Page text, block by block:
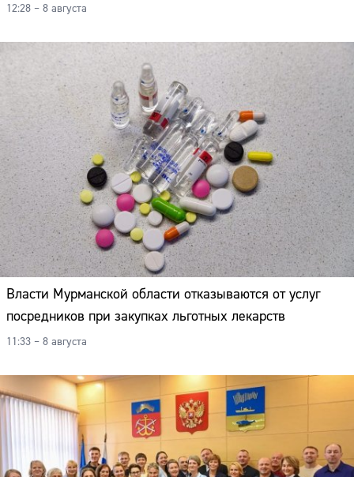
12:28 – 8 августа
Власти Мурманской области отказываются от услуг
посредников при закупках льготных лекарств
11:33 – 8 августа